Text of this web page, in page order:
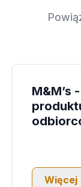
M&M’s
Więcej